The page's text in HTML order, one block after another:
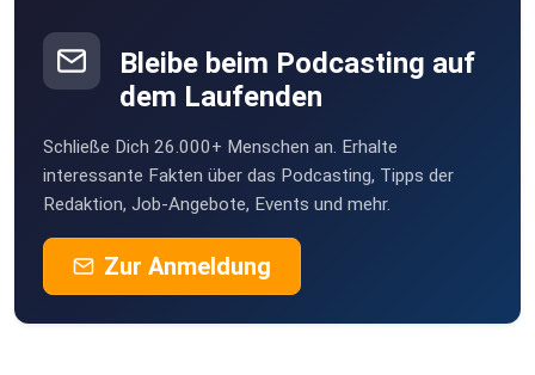
Bleibe beim Podcasting auf
dem Laufenden
Schließe Dich 26.000+ Menschen an. Erhalte
interessante Fakten über das Podcasting, Tipps der
Redaktion, Job-Angebote, Events und mehr.
Zur Anmeldung